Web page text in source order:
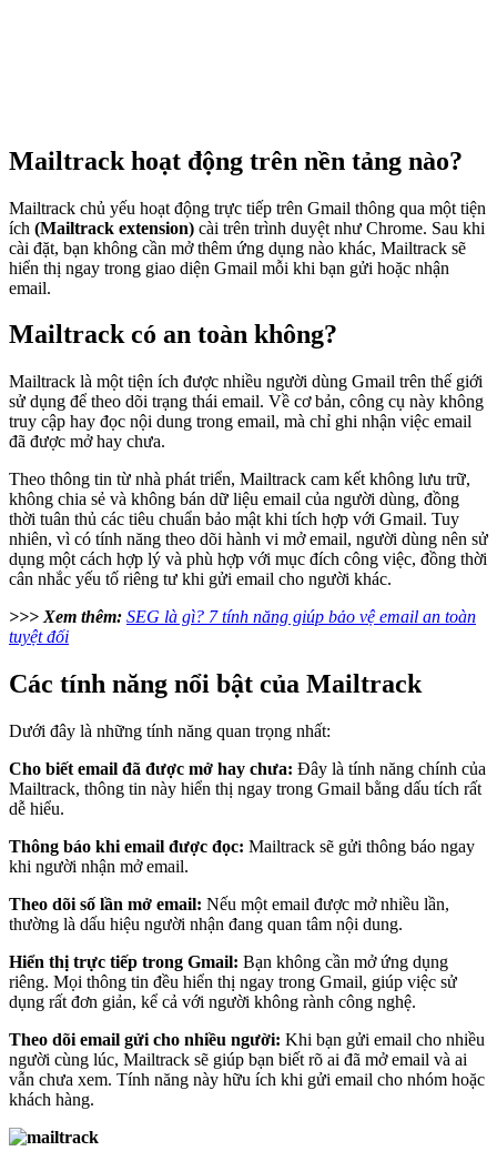
Mailtrack hoạt động trên nền tảng nào?
Mailtrack chủ yếu hoạt động trực tiếp trên Gmail thông qua một tiện
ích (Mailtrack extension) cài trên trình duyệt như Chrome. Sau khi
cài đặt, bạn không cần mở thêm ứng dụng nào khác, Mailtrack sẽ
hiển thị ngay trong giao diện Gmail mỗi khi bạn gửi hoặc nhận
email.
Mailtrack có an toàn không?
Mailtrack là một tiện ích được nhiều người dùng Gmail trên thế giới
sử dụng để theo dõi trạng thái email. Về cơ bản, công cụ này không
truy cập hay đọc nội dung trong email, mà chỉ ghi nhận việc email
đã được mở hay chưa.
Theo thông tin từ nhà phát triển, Mailtrack cam kết không lưu trữ,
không chia sẻ và không bán dữ liệu email của người dùng, đồng
thời tuân thủ các tiêu chuẩn bảo mật khi tích hợp với Gmail. Tuy
nhiên, vì có tính năng theo dõi hành vi mở email, người dùng nên sử
dụng một cách hợp lý và phù hợp với mục đích công việc, đồng thời
cân nhắc yếu tố riêng tư khi gửi email cho người khác.
>>> Xem thêm: SEG là gì? 7 tính năng giúp bảo vệ email an toàn
tuyệt đối
Các tính năng nổi bật của Mailtrack
Dưới đây là những tính năng quan trọng nhất:
Cho biết email đã được mở hay chưa: Đây là tính năng chính của
Mailtrack, thông tin này hiển thị ngay trong Gmail bằng dấu tích rất
dễ hiểu.
Thông báo khi email được đọc: Mailtrack sẽ gửi thông báo ngay
khi người nhận mở email.
Theo dõi số lần mở email: Nếu một email được mở nhiều lần,
thường là dấu hiệu người nhận đang quan tâm nội dung.
Hiển thị trực tiếp trong Gmail: Bạn không cần mở ứng dụng
riêng. Mọi thông tin đều hiển thị ngay trong Gmail, giúp việc sử
dụng rất đơn giản, kể cả với người không rành công nghệ.
Theo dõi email gửi cho nhiều người: Khi bạn gửi email cho nhiều
người cùng lúc, Mailtrack sẽ giúp bạn biết rõ ai đã mở email và ai
vẫn chưa xem. Tính năng này hữu ích khi gửi email cho nhóm hoặc
khách hàng.